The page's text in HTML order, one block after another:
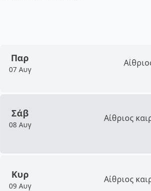
Παρ
07 Αυγ
Σάβ
08 Αυγ
Αίθριος
Κυρ
09 Αυγ
Αίθριος